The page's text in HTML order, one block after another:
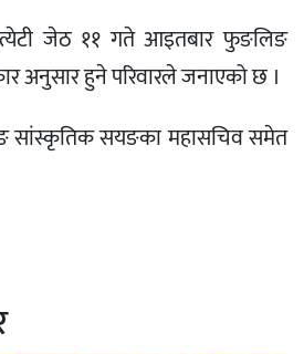
जेठ ११ गते आइतबार फुङलिङ
अनुसार हुने परिवारले जनाएको छ ।
सांस्कृतिक सयङका महासचिव समेत